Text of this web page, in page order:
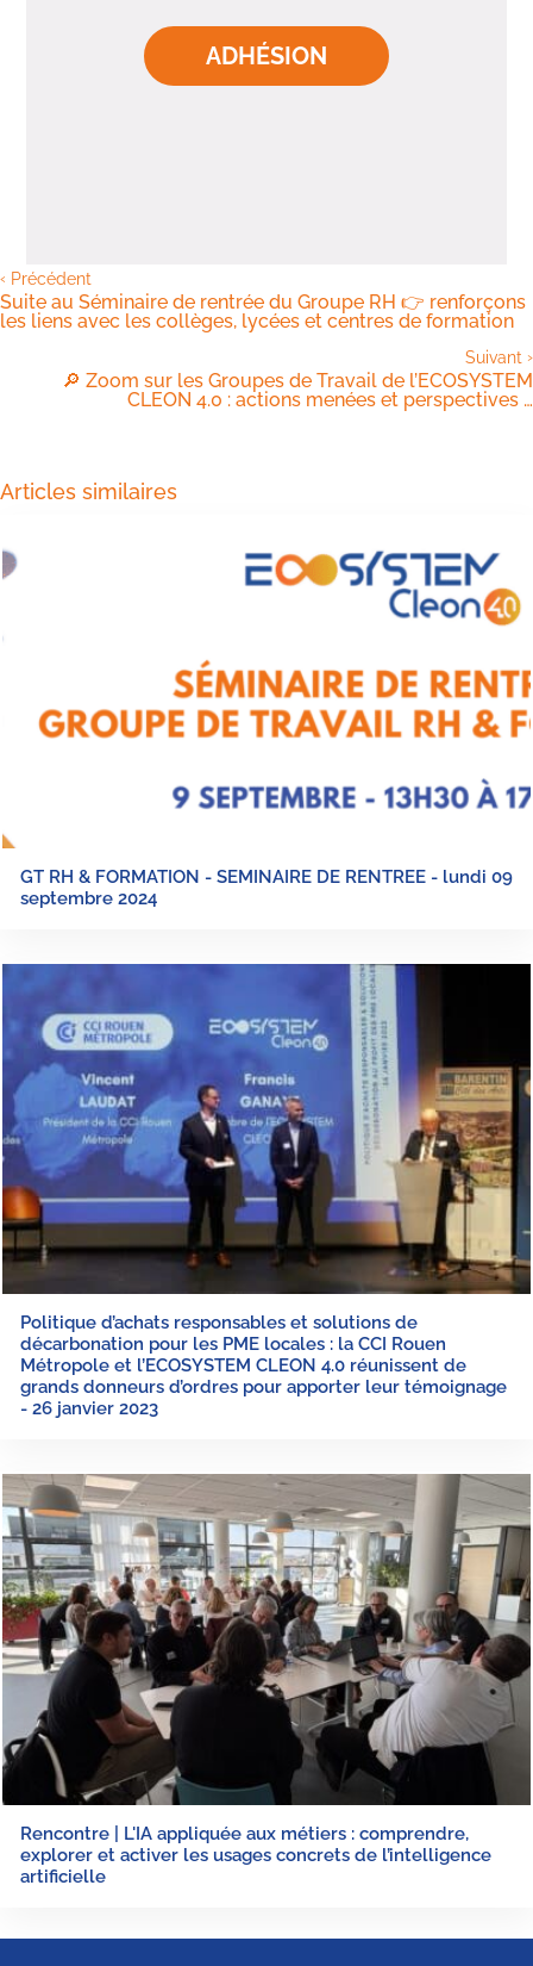
ADHÉSION
‹ Précédent
Suite au Séminaire de rentrée du Groupe RH 👉 renforçons
les liens avec les collèges, lycées et centres de formation
Suivant ›
🔎 Zoom sur les Groupes de Travail de l’ECOSYSTEM
CLEON 4.0 : actions menées et perspectives …
Articles similaires
GT RH & FORMATION - SEMINAIRE DE RENTREE - lundi 09
septembre 2024
Politique d’achats responsables et solutions de
décarbonation pour les PME locales : la CCI Rouen
Métropole et l’ECOSYSTEM CLEON 4.0 réunissent de
grands donneurs d’ordres pour apporter leur témoignage
- 26 janvier 2023
Rencontre | L'IA appliquée aux métiers : comprendre,
explorer et activer les usages concrets de l’intelligence
artificielle